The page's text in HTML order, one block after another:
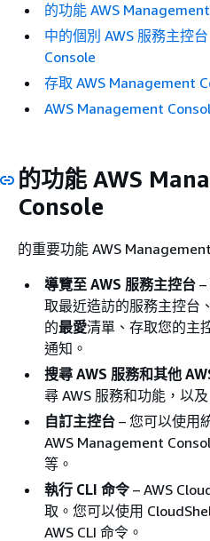
的功能 AWS
中的個別 AWS 服務主控
Console
存取 AWS Management
AWS Management
的功能 AWS
Console
的重要功能 AWS
導覽至 AWS 服務主控台
取最近造訪的服務主控台
的最愛清單、存取您的主
通知。
搜尋 AWS 服務和其他
尋 AWS 服務和功能，以
自訂主控台 – 您可以使用
AWS Management
等。
執行 CLI 命令 – AWS
取。您可以使用
AWS CLI 命令。